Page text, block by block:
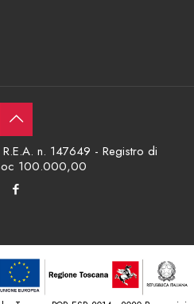
n. 147649 - Registro di
100.000,00